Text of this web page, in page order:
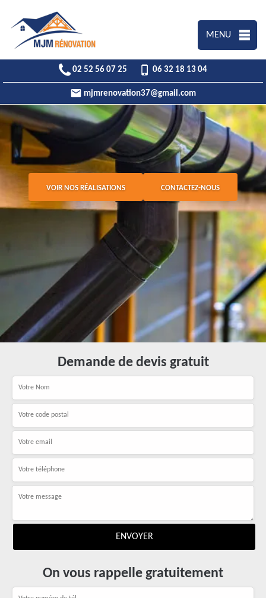
MENU
02 52 56 07 25 06 32 18 13 04
mjmrenovation37@gmail.com
VOIR NOS RÉALISATIONS CONTACTEZ-NOUS
Demande de devis gratuit
On vous rappelle gratuitement